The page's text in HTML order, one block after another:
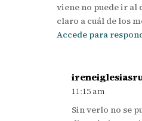
viene no puede ir al
claro a cuál de los
Accede para
11:15 am
Sin verlo no se